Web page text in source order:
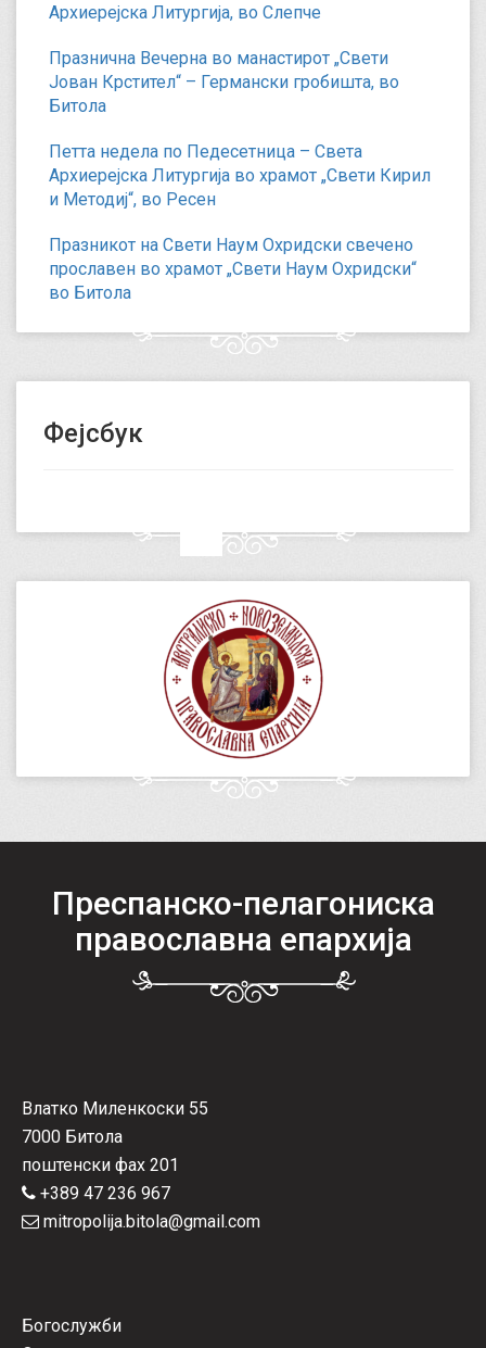
Архиерејска Литургија, во Слепче
Празнична Вечерна во манастирот „Свети
Јован Крстител“ – Германски гробишта, во
Битола
Петта недела по Педесетница – Света
Архиерејска Литургија во храмот „Свети Кирил
и Методиј“, во Ресен
Празникот на Свети Наум Охридски свечено
прославен во храмот „Свети Наум Охридски“
во Битола
Фејсбук
Преспанско-пелагониска
православна епархија
Влатко Миленкоски 55
7000 Битола
поштенски фах 201
+389 47 236 967
mitropolija.bitola@gmail.com
Богослужби